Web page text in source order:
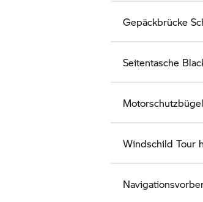
Gepäckbrücke
Seitentasche
Windschild Tour